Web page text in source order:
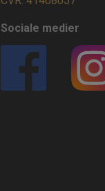
Sociale medier